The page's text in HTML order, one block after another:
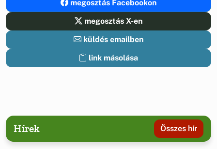
megosztás Facebookon
megosztás X-en
küldés emailben
link másolása
Hírek Összes hír